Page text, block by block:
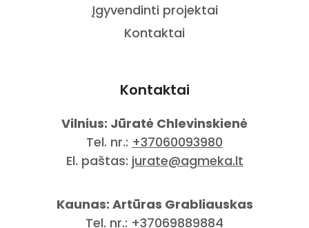
Įgyvendinti projektai
Kontaktai
Kontaktai
Vilnius: Jūratė Chlevinskienė
Tel. nr.: +37060093980
El. paštas: jurate@agmeka.lt
Kaunas: Artūras Grabliauskas
Tel. nr.: +37069889884